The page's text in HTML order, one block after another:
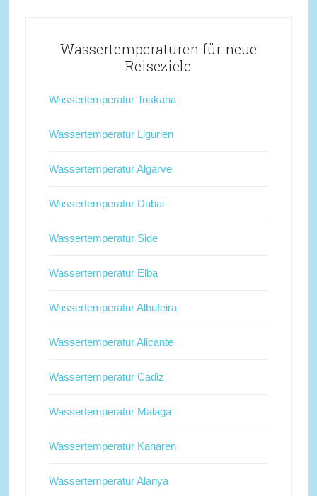
Wassertemperaturen für neue
Reiseziele
Wassertemperatur Toskana
Wassertemperatur Ligurien
Wassertemperatur Algarve
Wassertemperatur Dubai
Wassertemperatur Side
Wassertemperatur Elba
Wassertemperatur Albufeira
Wassertemperatur Alicante
Wassertemperatur Cadiz
Wassertemperatur Malaga
Wassertemperatur Kanaren
Wassertemperatur Alanya